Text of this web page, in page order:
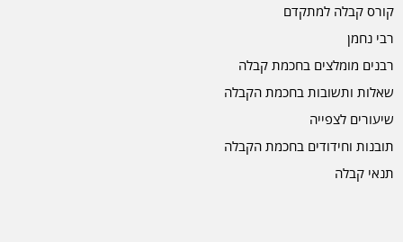
קורס קבלה למתקדם
רבי נחמן
רבנים מומלצים בחכמת קבלה
שאלות ותשובות בחכמת הקבלה
שיעורים לצפייה
תובנות וחידודים בחכמת הקבלה
תנאי קבלה